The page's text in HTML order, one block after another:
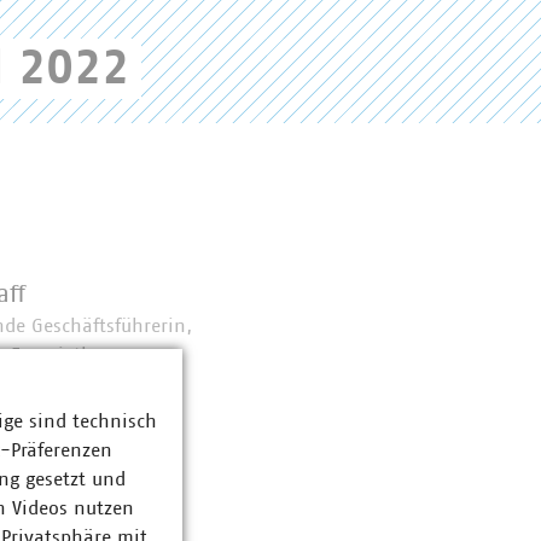
2022
Geschäftsführerin,
Energiethemen
sind technisch
gesetzt und
Videos nutzen